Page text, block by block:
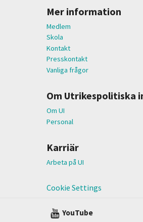
Mer information
Medlem
Skola
Kontakt
Presskontakt
Vanliga frågor
Om Utrikespolitiska
Om UI
Personal
Karriär
Arbeta på UI
Cookie Settings
YouTube